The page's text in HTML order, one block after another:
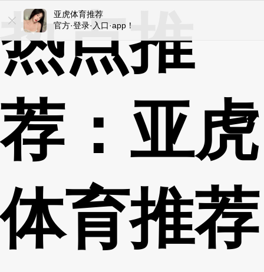
热点推
荐：亚虎
体育推荐
亚虎体育推荐
官方·登录·入口·app！